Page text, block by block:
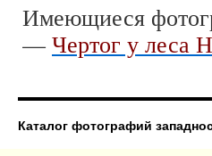
Имеющиеся
— Чертог у леса
Каталог фотографий